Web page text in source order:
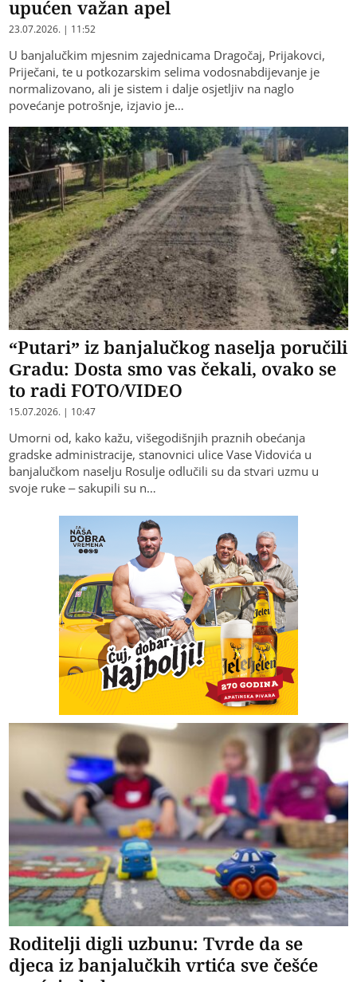
upućen važan apel
23.07.2026. | 11:52
U banjalučkim mjesnim zajednicama Dragočaj, Prijakovci,
Priječani, te u potkozarskim selima vodosnabdijevanje je
normalizovano, ali je sistem i dalje osjetljiv na naglo
povećanje potrošnje, izjavio je…
“Putari” iz banjalučkog naselja poručili
Gradu: Dosta smo vas čekali, ovako se
to radi FOTO/VIDEO
15.07.2026. | 10:47
​Umorni od, kako kažu, višegodišnjih praznih obećanja
gradske administracije, stanovnici ulice Vase Vidovića u
banjalučkom naselju Rosulje odlučili su da stvari uzmu u
svoje ruke – sakupili su n…
Roditelji digli uzbunu: Tvrde da se
djeca iz banjalučkih vrtića sve češće